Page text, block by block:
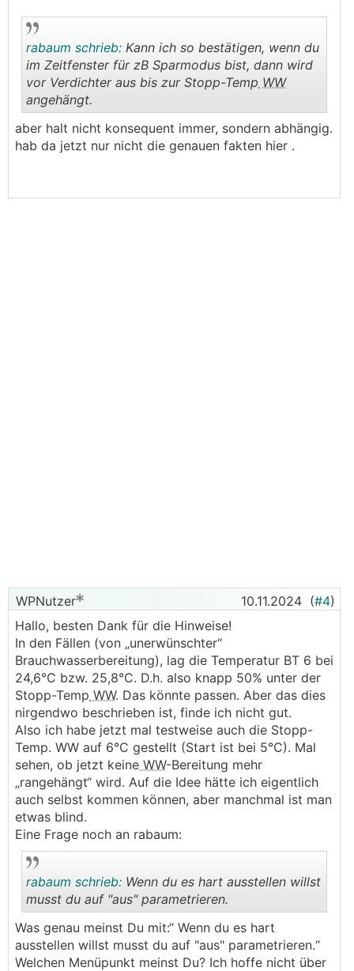
..
rabaum schrieb: Kann ich so bestätigen, wenn du
im Zeitfenster für zB Sparmodus bist, dann wird
vor Verdichter aus bis zur Stopp-Temp WW
angehängt.
aber halt nicht konsequent immer, sondern abhängig.
hab da jetzt nur nicht die genauen fakten hier .
WPNutzer 10.11.2024 (#4)
Hallo, besten Dank für die Hinweise!
In den Fällen (von „unerwünschter“
Brauchwasserbereitung), lag die Temperatur BT 6 bei
24,6°C bzw. 25,8°C. D.h. also knapp 50% unter der
Stopp-Temp WW. Das könnte passen. Aber das dies
nirgendwo beschrieben ist, finde ich nicht gut.
Also ich habe jetzt mal testweise auch die Stopp-
Temp. WW auf 6°C gestellt (Start ist bei 5°C). Mal
sehen, ob jetzt keine WW-Bereitung mehr
„rangehängt“ wird. Auf die Idee hätte ich eigentlich
auch selbst kommen können, aber manchmal ist man
etwas blind.
Eine Frage noch an rabaum:
..
rabaum schrieb: Wenn du es hart ausstellen willst
musst du auf "aus" parametrieren.
Was genau meinst Du mit:“ Wenn du es hart
ausstellen willst musst du auf "aus" parametrieren.“
Welchen Menüpunkt meinst Du? Ich hoffe nicht über